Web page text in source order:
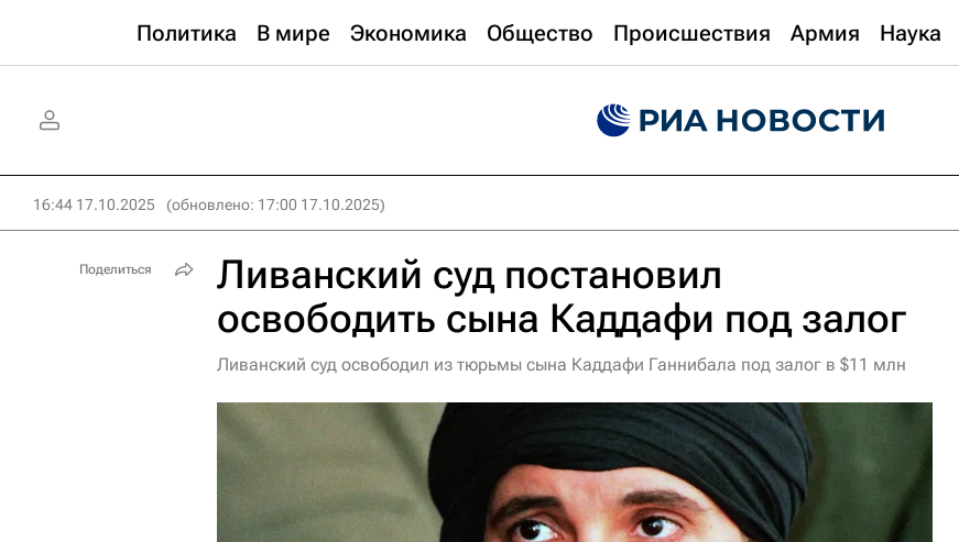
Политика В мире Экономика Общество Происшествия Армия Наука
16:44 17.10.2025 (обновлено: 17:00 17.10.2025)
Ливанский суд постановил
освободить сына Каддафи под залог
Ливанский суд освободил из тюрьмы сына Каддафи Ганнибала под залог в $11 млн
Поделиться